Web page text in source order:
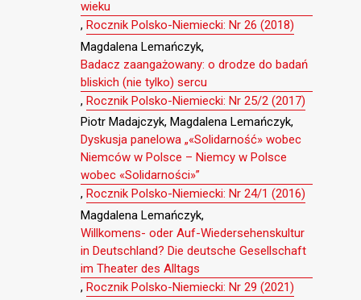
wieku
, Rocznik Polsko-Niemiecki: Nr 26 (2018)
Magdalena Lemańczyk,
Badacz zaangażowany: o drodze do badań
bliskich (nie tylko) sercu
, Rocznik Polsko-Niemiecki: Nr 25/2 (2017)
Piotr Madajczyk, Magdalena Lemańczyk,
Dyskusja panelowa „«Solidarność» wobec
Niemców w Polsce – Niemcy w Polsce
wobec «Solidarności»”
, Rocznik Polsko-Niemiecki: Nr 24/1 (2016)
Magdalena Lemańczyk,
Willkomens- oder Auf-Wiedersehenskultur
in Deutschland? Die deutsche Gesellschaft
im Theater des Alltags
, Rocznik Polsko-Niemiecki: Nr 29 (2021)